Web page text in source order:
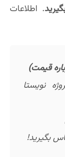
. اطلاعات
قیمت)
در پروژه نویستا
بگیرید!